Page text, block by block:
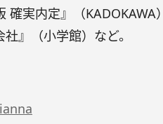
確実内定』（KADOKAWA
』（小学館）など。